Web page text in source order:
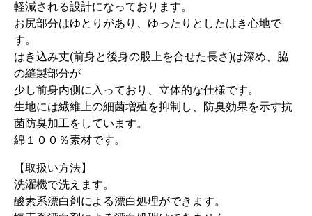
軽減される設計になっております。
お尻部分はゆとりがあり、ゆったりとしたはき心地で
す。
はき込み丈(前身と後身の股上を合せた長さ)は深め、脇
の縫製部分が
少し前身内側に入っており、立体的な仕様です。
生地には繊維上の細菌増殖を抑制し、防臭効果を示す抗
菌防臭加工をしています。
綿１００％素材です。
【取扱い方法】
洗濯機で洗えます。
酸素系漂白剤による漂白処理ができます。